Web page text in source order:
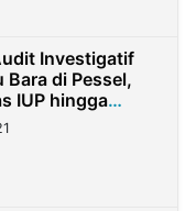
Investigatif
Bara di Pessel,
IUP hingga